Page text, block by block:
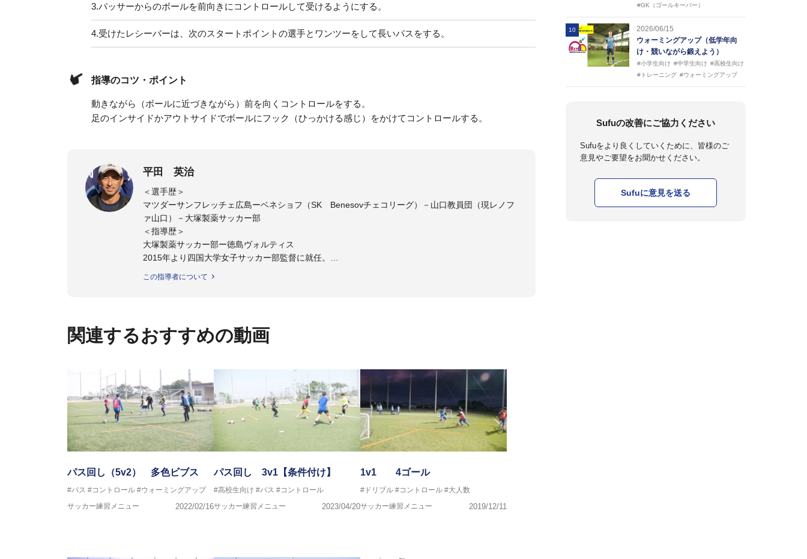
3.パッサーからのボールを前向きにコントロールして受けるようにする。
4.受けたレシーバーは、次のスタートポイントの選手とワンツーをして長いパスをする。
指導のコツ・ポイント
動きながら（ボールに近づきながら）前を向くコントロールをする。
足のインサイドかアウトサイドでボールにフック（ひっかける感じ）をかけてコントロールする。
平田 英治
＜選手歴＞
マツダーサンフレッチェ広島ーベネショフ（SK Benesovチェコリーグ）－山口教員団（現レノフ
ァ山口）－大塚製薬サッカー部
＜指導歴＞
大塚製薬サッカー部ー徳島ヴォルティス
2015年より四国大学女子サッカー部監督に就任。
この指導者について
関連するおすすめの動画
パス回し（5v2） 多色ビブス
#パス #コントロール #ウォーミングアップ
サッカー練習メニュー
2022/02/16
パス回し 3v1【条件付け】
#高校生向け #パス #コントロール
サッカー練習メニュー
2023/04/20
1v1 4ゴール
#ドリブル #コントロール #大人数
サッカー練習メニュー
2019/12/11
#GK（ゴールキーパー）
10
2026/06/15
ウォーミングアップ（低学年向
け・競いながら鍛えよう）
#小学生向け #中学生向け #高校生向け
#トレーニング #ウォーミングアップ
Sufuの改善にご協力ください
Sufuをより良くしていくために、皆様のご
意見やご要望をお聞かせください。
Sufuに意見を送る